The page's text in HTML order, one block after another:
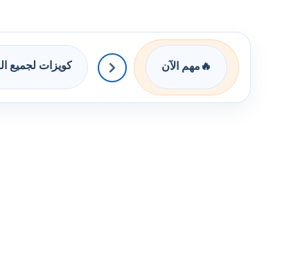
🔥 مهم الآن كويزات لجميع